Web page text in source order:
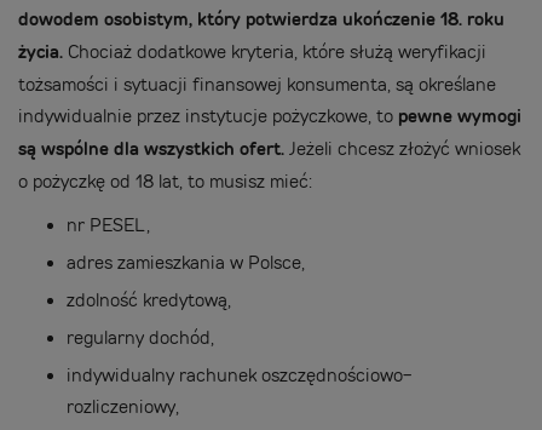
dowodem osobistym, który potwierdza ukończenie 18. roku
życia. Chociaż dodatkowe kryteria, które służą weryfikacji
tożsamości i sytuacji finansowej konsumenta, są określane
indywidualnie przez instytucje pożyczkowe, to pewne wymogi
są wspólne dla wszystkich ofert. Jeżeli chcesz złożyć wniosek
o pożyczkę od 18 lat, to musisz mieć:
nr PESEL,
adres zamieszkania w Polsce,
zdolność kredytową,
regularny dochód,
indywidualny rachunek oszczędnościowo-
rozliczeniowy,